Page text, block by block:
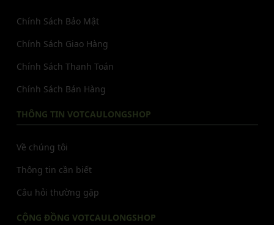
Chính Sách Bảo Mật
Chính Sách Giao Hàng
Chính Sách Thanh Toán
Chính Sách Bán Hàng
THÔNG TIN VOTCAULONGSHOP
Về chúng tôi
Thông tin cần biết
Câu hỏi thường gặp
CỘNG ĐỒNG VOTCAULONGSHOP